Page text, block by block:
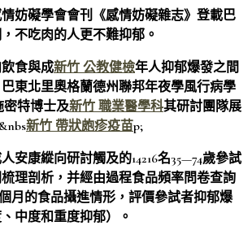
妨礙學會會刊《感情妨礙雜志》登載巴
不吃肉的人更不難抑郁。
食與成新竹 公教健檢年人抑郁爆發之間
東北里奧格蘭德州聯邦年夜學風行病學
密特博士及新竹 職業醫學科其研討團隊展
新竹 帶狀皰疹疫苗p;
安康縱向研討觸及的14216名35—74歲參試
理剖析，并經由過程食品頻率問卷查詢
月的食品攝進情形，評價參試者抑郁爆
中度和重度抑郁）。